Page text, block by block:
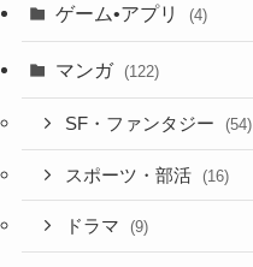
ゲーム•アプリ (4)
マンガ (122)
SF・ファンタジー (54)
スポーツ・部活 (16)
ドラマ (9)